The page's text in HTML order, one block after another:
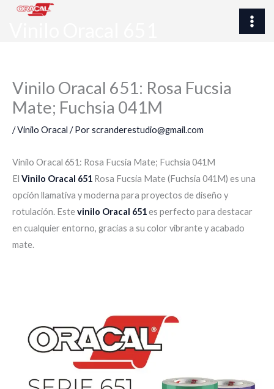
Vinilo Oracal 651: Rosa Fucsia
Mate; Fuchsia 041M
/Vinilo Oracal / Porscranderestudio@gmail.com
Vinilo Oracal 651: Rosa Fucsia Mate; Fuchsia 041M
El Vinilo Oracal 651 Rosa Fucsia Mate (Fuchsia 041M) es una
opción llamativa y moderna para proyectos de diseño y
rotulación. Estevinilo Oracal 651es perfecto para destacar
en cualquier entorno, gracias a su color vibrante y acabado
mate.